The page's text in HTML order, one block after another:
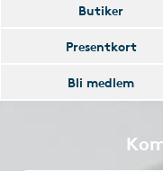
Butiker
Presentkort
Bli medlem